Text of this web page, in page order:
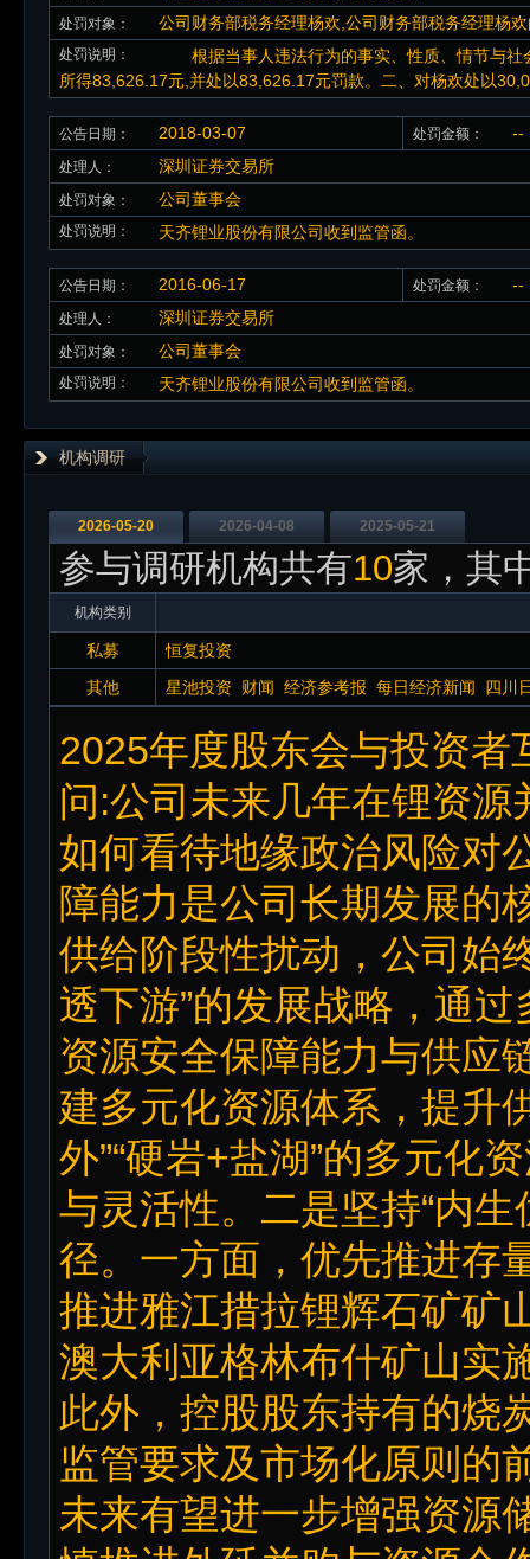
处罚对象： 公司财务部税务经理杨欢,公司财务部税务经理杨
处罚说明：
根据当事人违法行为的事实、性质、情节与社
所得83,626.17元,并处以83,626.17元罚款。二、对杨欢处以
公告日期： 2018-03-07 处罚金额： --
处理人： 深圳证券交易所
处罚对象： 公司董事会
处罚说明： 天齐锂业股份有限公司收到监管函。
公告日期： 2016-06-17 处罚金额： --
处理人： 深圳证券交易所
处罚对象： 公司董事会
处罚说明： 天齐锂业股份有限公司收到监管函。
机构调研
2026-05-20 2026-04-08 2025-05-21
参与调研机构共有10家，其
机构类别
私募
恒复投资
其他
星池投资 财闻 经济参考报 每日经济新闻 四川
2025年度股东会与投资者
问:公司未来几年在锂资
如何看待地缘政治风险对
障能力是公司长期发展的
供给阶段性扰动，公司始
透下游”的发展战略，通
资源安全保障能力与供应
建多元化资源体系，提升
外”“硬岩+盐湖”的多元化
与灵活性。二是坚持“内
径。一方面，优先推进存
推进雅江措拉锂辉石矿矿
澳大利亚格林布什矿山实
此外，控股股东持有的烧
监管要求及市场化原则的
未来有望进一步增强资源